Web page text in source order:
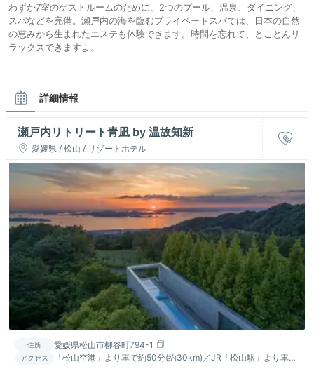
わずか7室のゲストルームのために、2つのプール、温泉、ダイニング、
スパなどを完備。瀬戸内の海を臨むプライベートスパでは、日本の自然
の恵みから生まれたエステも体験できます。時間を忘れて、とことんリ
ラックスできますよ。
詳細情報
瀬戸内リトリート青凪 by 温故知新
愛媛県 / 松山 / リゾートホテル
住所 愛媛県松山市柳谷町794-1
アクセス
「松山空港」より車で約50分(約30km)／JR「松山駅」より車で